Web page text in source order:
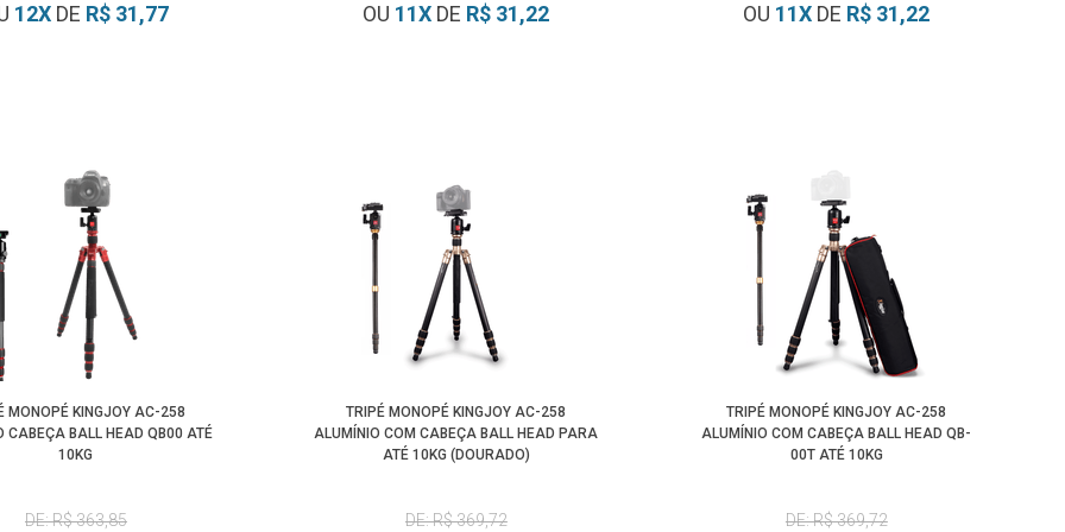
12X DE R$ 31,77 OU 11X DE R$ 31,22 OU 11X DE R$ 31,22
MONOPÉ KINGJOY AC-258
CABEÇA BALL HEAD QB00 ATÉ
10KG
DE: R$ 363,85
TRIPÉ MONOPÉ KINGJOY AC-258
ALUMÍNIO COM CABEÇA BALL HEAD PARA
ATÉ 10KG (DOURADO)
DE: R$ 369,72
TRIPÉ MONOPÉ KINGJOY AC-258
ALUMÍNIO COM CABEÇA BALL HEAD QB-
00T ATÉ 10KG
DE: R$ 369,72